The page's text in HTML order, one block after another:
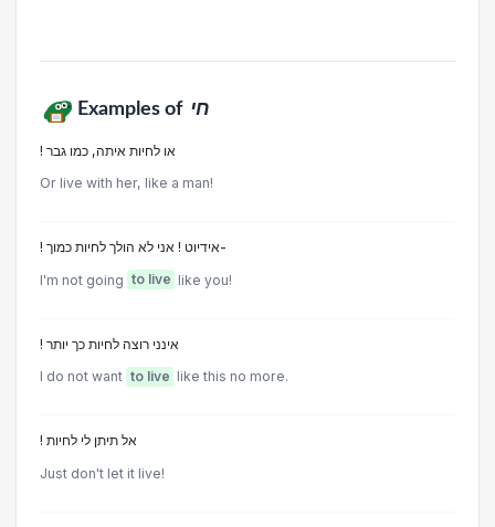
Examples of חי
! או לחיות איתה, כמו גבר
Or live with her, like a man!
! אידיוט ! אני לא הולך לחיות כמוך-
I'm not going to live like you!
! אינני רוצה לחיות כך יותר
I do not want to live like this no more.
! אל תיתן לי לחיות
Just don't let it live!